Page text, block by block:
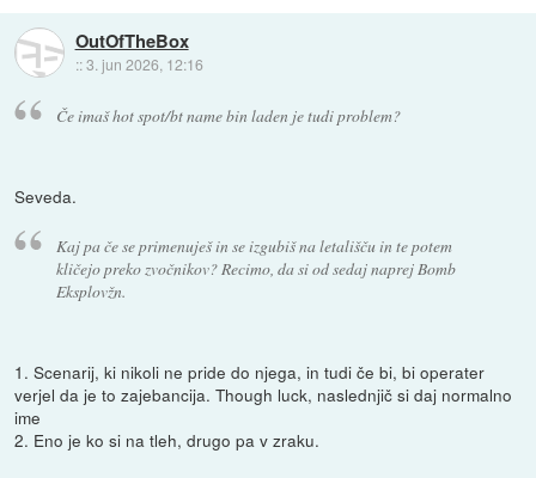
OutOfTheBox
::3. jun 2026, 12:16
Če imaš hot spot/bt name bin laden je tudi problem?
Seveda.
Kaj pa če se primenuješ in se izgubiš na letališču in te potem
kličejo preko zvočnikov? Recimo, da si od sedaj naprej Bomb
Eksplovžn.
1. Scenarij, ki nikoli ne pride do njega, in tudi če bi, bi operater
verjel da je to zajebancija. Though luck, naslednjič si daj normalno
ime
2. Eno je ko si na tleh, drugo pa v zraku.